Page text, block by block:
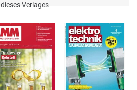
dieses Verlages